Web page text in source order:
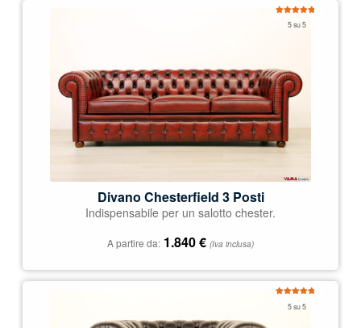
5 su 5
Divano Chesterfield 3 Posti
Indispensabile per un salotto chester.
A partire da: 1.840€ (Iva inclusa)
5 su 5